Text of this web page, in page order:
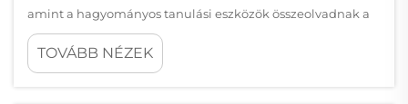
amint a hagyományos tanulási eszközök összeolvadnak a
legújabb technológiákkal. A legígéretesebb fejlemények
közé tartozik a kognitív kártyák és az augmented reality
TOVÁBB NÉZEK